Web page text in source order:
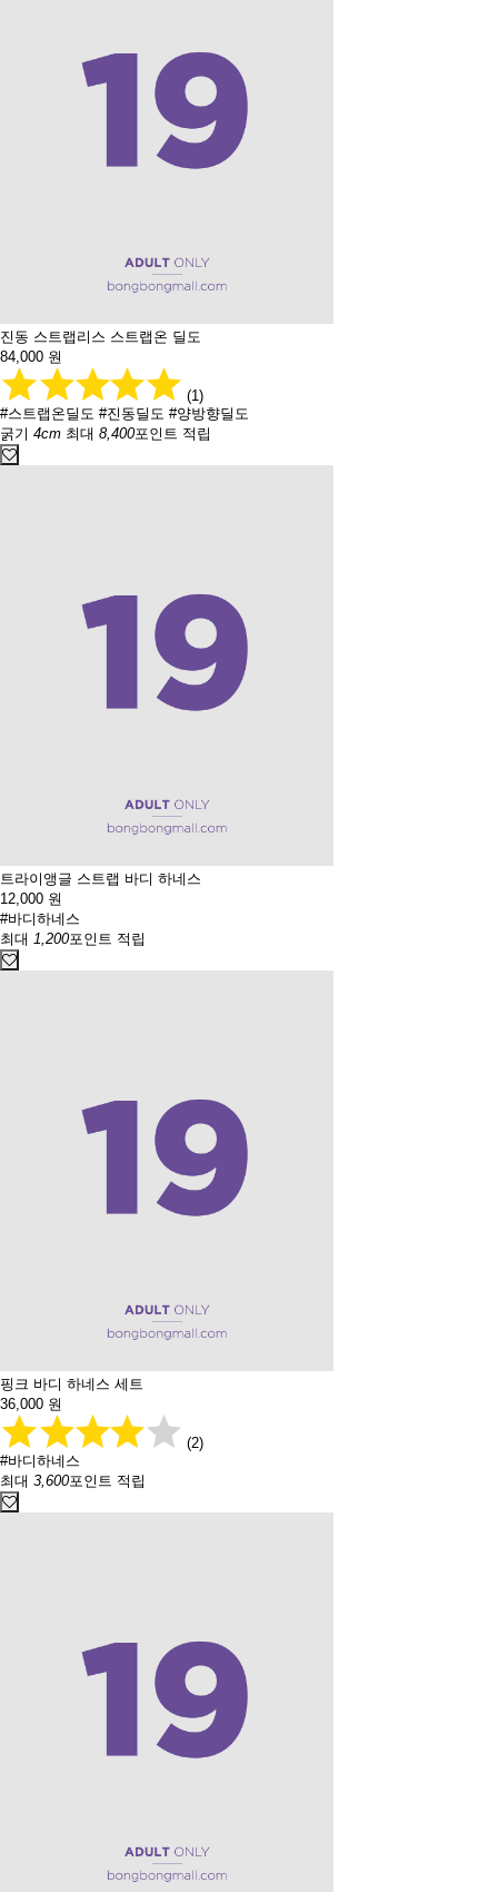
진동 스트랩리스 스트랩온 딜도
84,000 원
(1)
#스트랩온딜도 #진동딜도 #양방향딜도
굵기 4cm 최대 8,400포인트 적립
트라이앵글 스트랩 바디 하네스
12,000 원
#바디하네스
최대 1,200포인트 적립
핑크 바디 하네스 세트
36,000 원
(2)
#바디하네스
최대 3,600포인트 적립